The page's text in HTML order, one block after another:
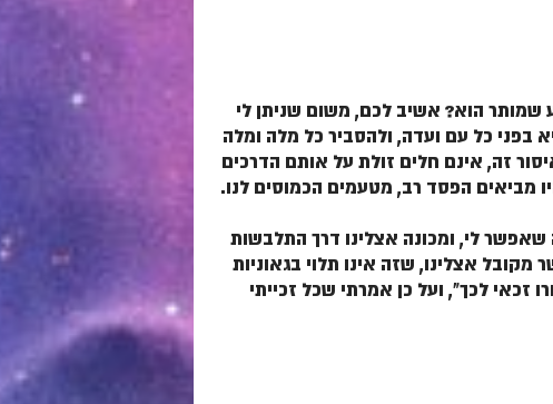
הוא? אשיב לכם, משום שניתן לי
כל עם ועדה, ולהסביר כל מלה ומלה
זה, אינם חלים זולת על אותם הדרכים
מביאים הפסד רב, מטעמים הכמוסים לנו.
לי, ומכונה אצלינו דרך התלבשות
אצלינו, שזה אינו תלוי בגאוניות
לכך", ועל כן אמרתי שכל זכייתי